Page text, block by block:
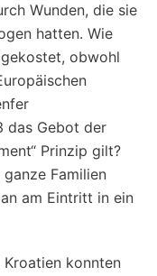
Wunden, die sie
hatten. Wie
obwohl
das Gebot der
Prinzip gilt?
ganze Familien
am Eintritt in ein
konnten